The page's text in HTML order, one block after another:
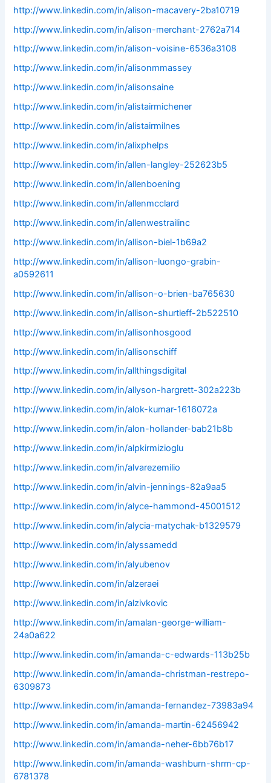
http://www.linkedin.com/in/alison-macavery-2ba10719
http://www.linkedin.com/in/alison-merchant-2762a714
http://www.linkedin.com/in/alison-voisine-6536a3108
http://www.linkedin.com/in/alisonmmassey
http://www.linkedin.com/in/alisonsaine
http://www.linkedin.com/in/alistairmichener
http://www.linkedin.com/in/alistairmilnes
http://www.linkedin.com/in/alixphelps
http://www.linkedin.com/in/allen-langley-252623b5
http://www.linkedin.com/in/allenboening
http://www.linkedin.com/in/allenmcclard
http://www.linkedin.com/in/allenwestrailinc
http://www.linkedin.com/in/allison-biel-1b69a2
http://www.linkedin.com/in/allison-luongo-grabin-
a0592611
http://www.linkedin.com/in/allison-o-brien-ba765630
http://www.linkedin.com/in/allison-shurtleff-2b522510
http://www.linkedin.com/in/allisonhosgood
http://www.linkedin.com/in/allisonschiff
http://www.linkedin.com/in/allthingsdigital
http://www.linkedin.com/in/allyson-hargrett-302a223b
http://www.linkedin.com/in/alok-kumar-1616072a
http://www.linkedin.com/in/alon-hollander-bab21b8b
http://www.linkedin.com/in/alpkirmizioglu
http://www.linkedin.com/in/alvarezemilio
http://www.linkedin.com/in/alvin-jennings-82a9aa5
http://www.linkedin.com/in/alyce-hammond-45001512
http://www.linkedin.com/in/alycia-matychak-b1329579
http://www.linkedin.com/in/alyssamedd
http://www.linkedin.com/in/alyubenov
http://www.linkedin.com/in/alzeraei
http://www.linkedin.com/in/alzivkovic
http://www.linkedin.com/in/amalan-george-william-
24a0a622
http://www.linkedin.com/in/amanda-c-edwards-113b25b
http://www.linkedin.com/in/amanda-christman-restrepo-
6309873
http://www.linkedin.com/in/amanda-fernandez-73983a94
http://www.linkedin.com/in/amanda-martin-62456942
http://www.linkedin.com/in/amanda-neher-6bb76b17
http://www.linkedin.com/in/amanda-washburn-shrm-cp-
6781378